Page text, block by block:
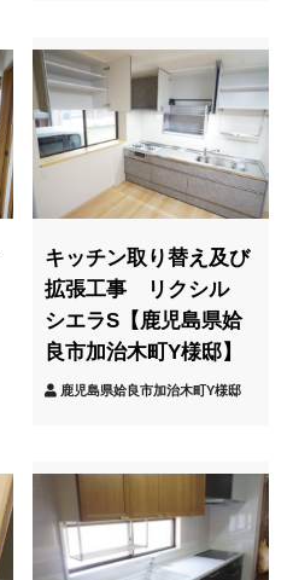
キッチン取り替え及び
拡張工事 リクシル
シエラS【鹿児島県姶
良市加治木町Y様邸】
鹿児島県姶良市加治木町Y様邸